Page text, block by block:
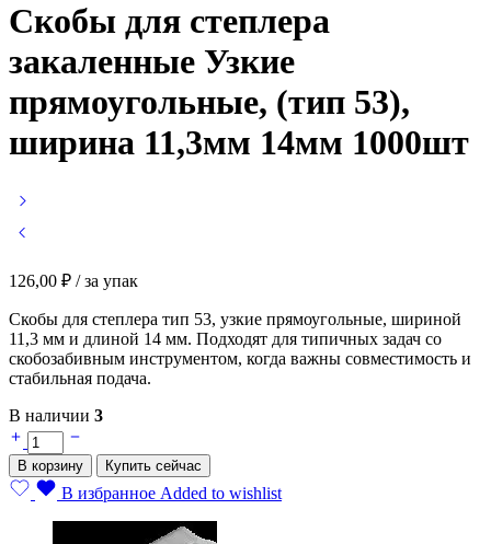
Скобы для степлера
закаленные Узкие
прямоугольные, (тип 53),
ширина 11,3мм 14мм 1000шт
126,00 ₽ / за упак
Скобы для степлера тип 53, узкие прямоугольные, шириной
11,3 мм и длиной 14 мм. Подходят для типичных задач со
скобозабивным инструментом, когда важны совместимость и
стабильная подача.
В наличии 3
Скобы
для
степлера
закаленные
В корзину Купить сейчас
В избранное Added to wishlist